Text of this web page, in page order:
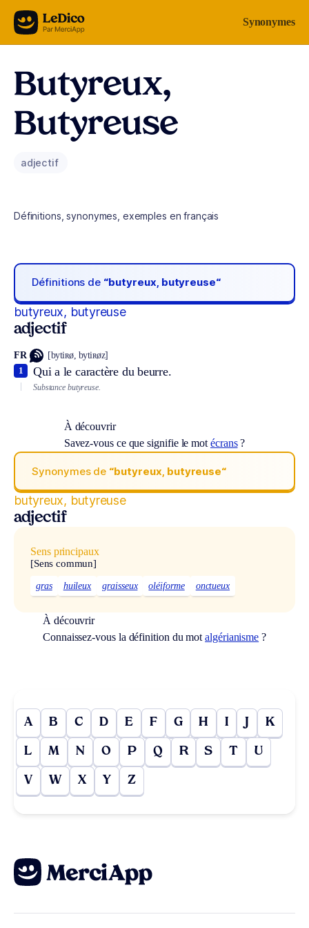
Aller au contenu Synonymes
Butyreux,
Butyreuse
adjectif
Définitions, synonymes, exemples en français
Définitions de “butyreux, butyreuse“
butyreux, butyreuse
adjectif
FR [bytiʀø, bytiʀøz]
Qui a le caractère du beurre.
1
Substance butyreuse.
À découvrir
Savez-vous ce que signifie le mot écrans?
Synonymes de “butyreux, butyreuse“
butyreux, butyreuse
adjectif
Sens principaux
[Sens commun]
gras huileux graisseux oléiforme onctueux
À découvrir
Connaissez-vous la définition du motalgérianisme ?
A B C D E F G H I J K
L M N O P Q R S T U
V W X Y Z